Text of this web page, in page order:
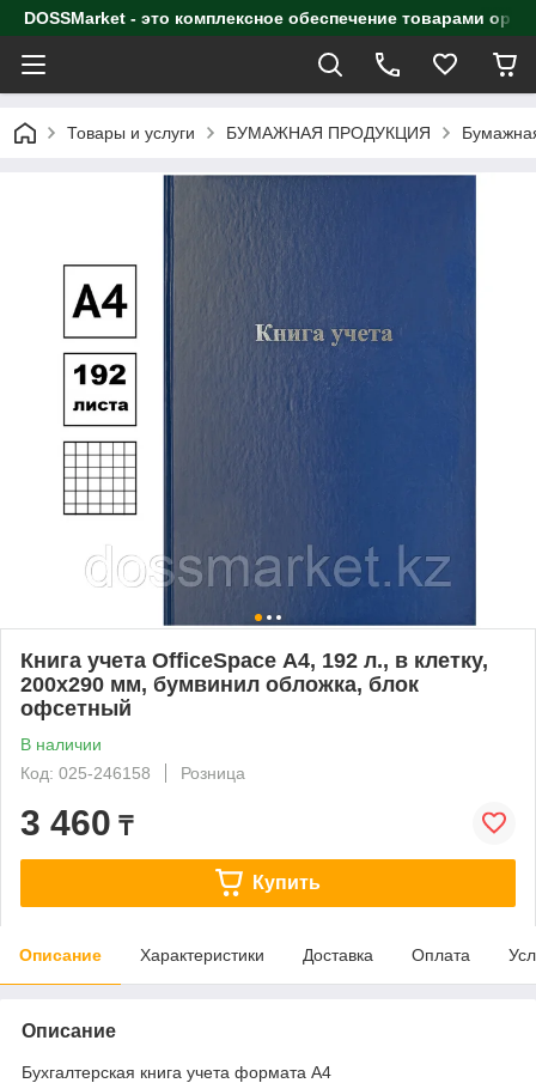
DOSSMarket - это комплексное обеспечение товарами
Товары и услуги БУМАЖНАЯ ПРОДУКЦИЯ
Книга учета OfficeSpace А4, 192 л., в клетку,
200х290 мм, бумвинил обложка, блок
офсетный
В наличии
Код: 025-246158
Розница
3 460 ₸
Купить
Описание Характеристики Доставка Оплата
Описание
Бухгалтерская книга учета формата А4